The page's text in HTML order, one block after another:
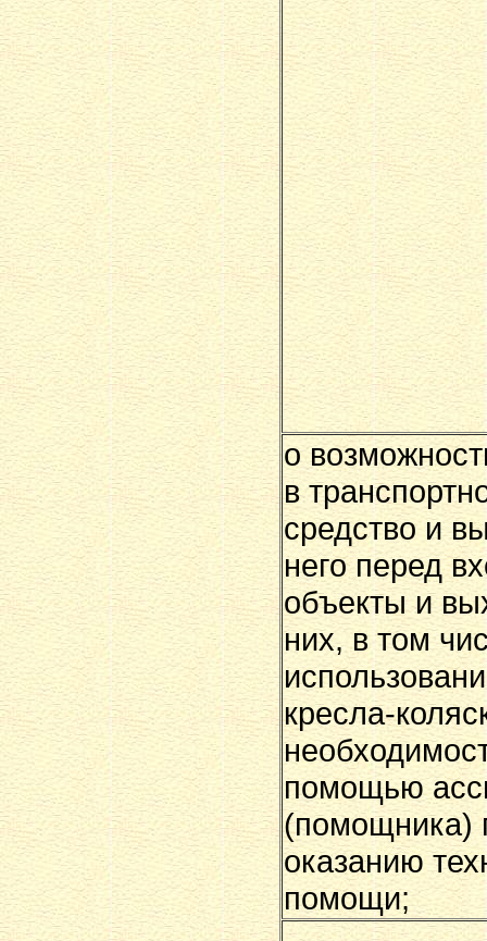
о
в
средство и
него перед
объекты и
них, в том
кресла-
помощью
(помощника)
оказанию
помощи;